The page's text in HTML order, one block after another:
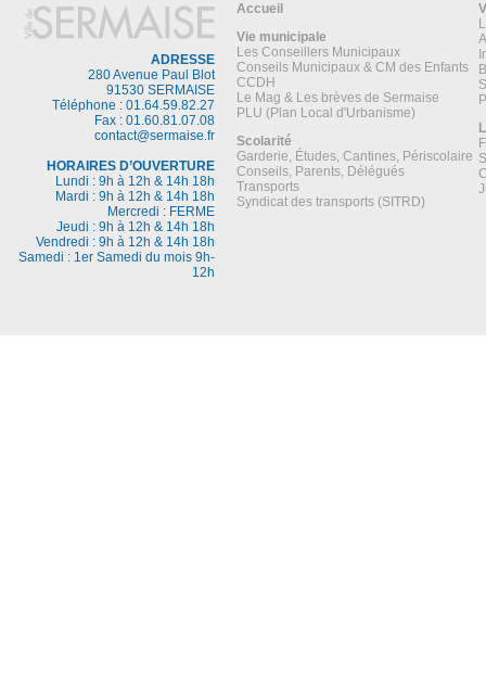
ADRESSE
280 Avenue Paul Blot
91530 SERMAISE
Téléphone : 01.64.59.82.27
Fax : 01.60.81.07.08
contact@sermaise.fr
HORAIRES D’OUVERTURE
Lundi : 9h à 12h & 14h 18h
Mardi : 9h à 12h & 14h 18h
Mercredi : FERME
Jeudi : 9h à 12h & 14h 18h
Vendredi : 9h à 12h & 14h 18h
Samedi : 1er Samedi du mois 9h-
12h
Accueil
Vie municipale
Les Conseillers Municipaux
Conseils Municipaux & CM des Enfants
CCDH
Le Mag & Les brèves de Sermaise
PLU (Plan Local d'Urbanisme)
Scolarité
Garderie, Études, Cantines, Périscolaire
Conseils, Parents, Délégués
Transports
Syndicat des transports (SITRD)